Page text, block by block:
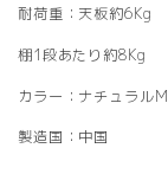
耐荷重：天板約6Kg
棚1段あたり約8Kg
カラー：ナチュラルM
製造国：中国